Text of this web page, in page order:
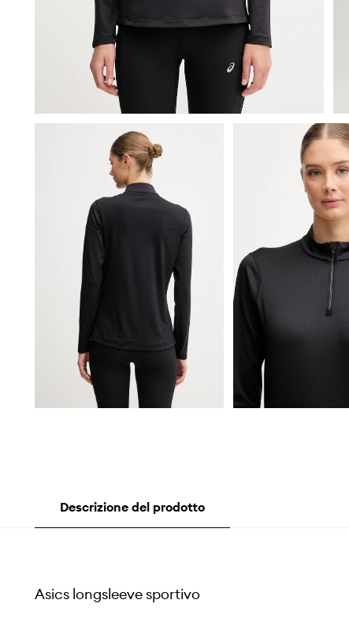
Descrizione del prodotto
Asics longsleeve sportivo